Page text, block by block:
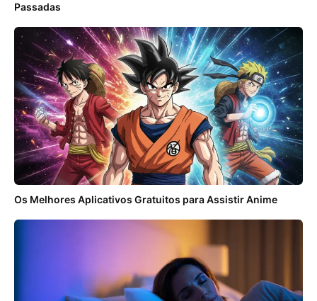
Passadas
Os Melhores Aplicativos Gratuitos para Assistir Anime